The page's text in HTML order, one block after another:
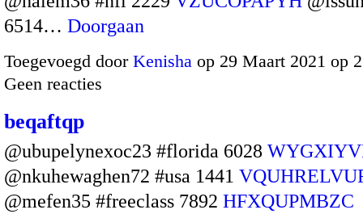
6514… Doorgaan
Toegevoegd door Kenisha op 29 Maart 2021 op
Geen reacties
beqaftqp
@ubupelynexoc23 #florida 6028
@nkuhewaghen72 #usa 1441
@mefen35 #freeclass 7892 HFXQUPMBZC